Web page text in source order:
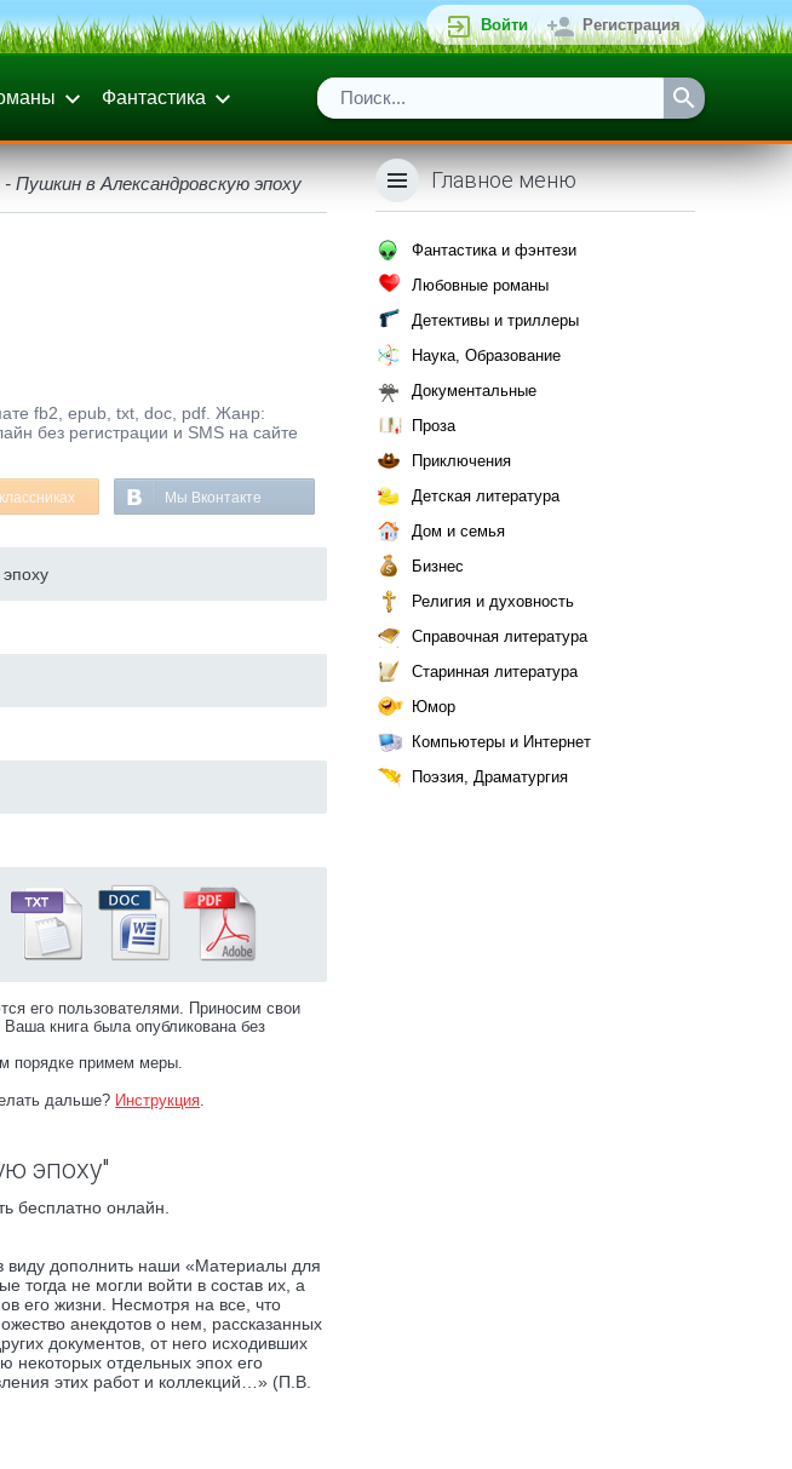
Войти Регистрация
Фантастика
Пушкин в Александровскую эпоху
fb2, epub, txt, doc, pdf. Жанр:
без регистрации и SMS на сайте
Мы Вконтакте
его пользователями. Приносим свои
книга была опубликована без
порядке примем меры.
дальше? Инструкция.
эпоху"
бесплатно онлайн.
дополнить наши «Материалы для
тогда не могли войти в состав их, а
его жизни. Несмотря на все, что
анекдотов о нем, рассказанных
документов, от него исходивших
отдельных эпох его
этих работ и коллекций…» (П.В.
Главное меню
Фантастика и фэнтези
Любовные романы
Детективы и триллеры
Наука, Образование
Документальные
Проза
Приключения
Детская литература
Дом и семья
Бизнес
Религия и духовность
Справочная литература
Старинная литература
Юмор
Компьютеры и Интернет
Поэзия, Драматургия